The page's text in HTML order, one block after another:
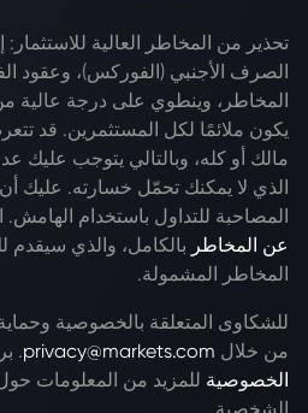
تحذير من المخاطر العالية
المخاطر، وينطوي على درجة عالية
يكون ملائمًا لكل المستثمرين. قد
مالك أو كله، وبالتالي يتوجب عليك
الذي لا يمكنك تحمّل خسارته. عليك
المصاحبة للتداول باستخدام الهامش.
عن المخاطر بالكامل، والذي سيقدم
المخاطر المشمولة.
للشكاوى المتعلقة بالخصوصية وحماية
من خلال privacy@markets.com
.
الخصوصية للمزيد من المعلومات حول